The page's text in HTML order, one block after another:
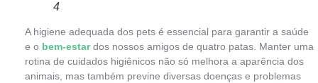
4
A higiene adequada dos pets é essencial para garantir a saúde
e o bem-estardos nossos amigos de quatro patas. Manter uma
rotina de cuidados higiênicos não só melhora a aparência dos
animais, mas também previne diversas doenças e problemas